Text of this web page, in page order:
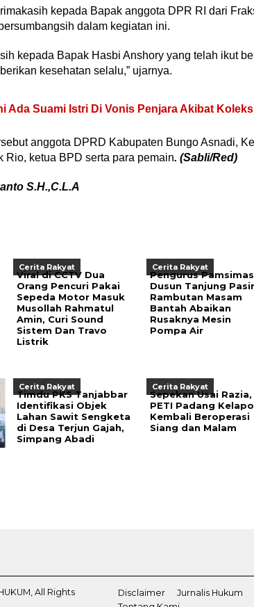
kepada Bapak anggota DPR RI dari
dalam kegiatan ini.
kepada Bapak Hasbi Anshory yang telah ikut
kesehatan selalu,” ujarnya.
Ada Suami Istri Di Vonis Penjara Akibat
anggota DPRD Kabupaten Bungo Asnadi,
Rio, ketua BPD serta para pemain. (Sabli/Red)
S.H.,C.L.A
Cerita Rakyat
Viral di CCTV Dua
Orang Pencuri Pakai
Sepeda Motor Masuk
Musollah Rahmatul
Amin, Curi Sound
Sistem Dan Travo
Listrik
Cerita Rakyat
Pengurus Pamsimas
Dusun Tanjung Pasir
Rambutan Masam
Bantah Abaikan
Rusaknya Mesin
Pompa Air
Cerita Rakyat
Timdu PKS Tanjabbar
Identifikasi Objek
Lahan Sawit Sengketa
di Desa Terjun Gajah,
Simpang Abadi
Cerita Rakyat
Sepekan Usai Razia,
PETI Padang Kelapo
Kembali Beroperasi
Siang dan Malam
All Rights
Disclaimer Jurnalis Hukum